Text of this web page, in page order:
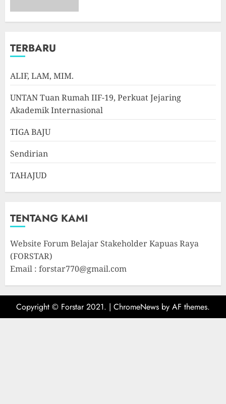
TERBARU
ALIF, LAM, MIM.
UNTAN Tuan Rumah IIF-19, Perkuat Jejaring
Akademik Internasional
TIGA BAJU
Sendirian
TAHAJUD
TENTANG KAMI
Website Forum Belajar Stakeholder Kapuas Raya
(FORSTAR)
Email : forstar770@gmail.com
Copyright © Forstar 2021. | ChromeNews by AF themes.